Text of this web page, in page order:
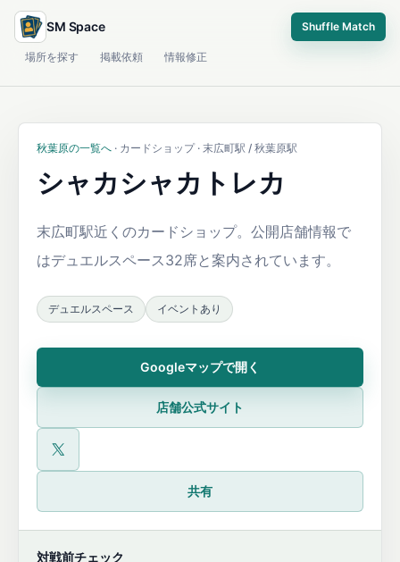
SM Space Shuffle Match
場所を探す 掲載依頼 情報修正
秋葉原の一覧へ · カードショップ · 末広町駅 / 秋葉原駅
シャカシャカトレカ
末広町駅近くのカードショップ。公開店舗情報で
はデュエルスペース32席と案内されています。
デュエルスペース イベントあり
Googleマップで開く
店舗公式サイト
公式X
共有
対戦前チェック